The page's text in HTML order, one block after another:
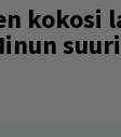
kokosi